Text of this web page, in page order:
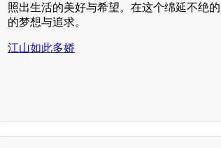
照出生活的美好与希望。在这个绵延不绝
的梦想与追求。
江山如此多娇